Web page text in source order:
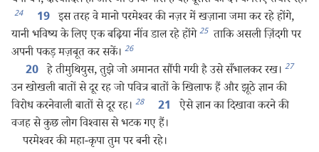
24 19 इस तरह वे मानो परमेश्‍वर की नज़र में खज़ाना जमा कर रहे होंगे,
यानी भविष्य के लिए एक बढ़िया नींव डाल रहे होंगे 25 ताकि असली ज़िंदगी पर
अपनी पकड़ मज़बूत कर सकें। 26
20 हे तीमुथियुस, तुझे जो अमानत सौंपी गयी है उसे सँभालकर रख। 27
उन खोखली बातों से दूर रह जो पवित्र बातों के खिलाफ हैं और झूठे ज्ञान की
विरोध करनेवाली बातों से दूर रह। 28 21
ऐसे ज्ञान का दिखावा करने की
वजह से कुछ लोग विश्‍वास से भटक गए हैं।
परमेश्‍वर की महा-कृपा तुम पर बनी रहे।